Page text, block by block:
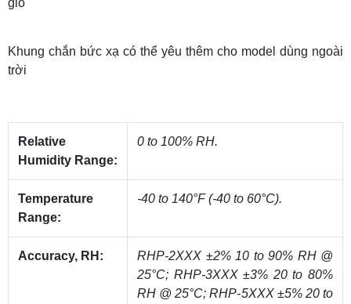
Khung chắn bức xạ có thể yêu thêm cho model dùng ngoài
trời
Relative
Humidity Range:
0 to 100% RH.
Temperature
Range:
-40 to 140°F (-40 to 60°C).
Accuracy, RH:
RHP-2XXX ±2% 10 to 90% RH @
25°C; RHP-3XXX ±3% 20 to 80%
RH @ 25°C; RHP-5XXX ±5% 20 to